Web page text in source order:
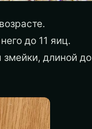
до 11 яиц.
длиной до